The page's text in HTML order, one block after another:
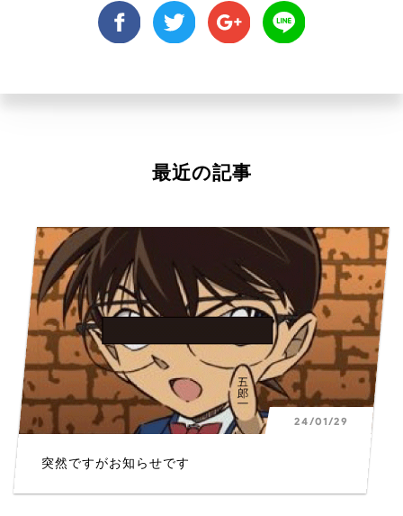
最近の記事
24/01/29
突然ですがお知らせです